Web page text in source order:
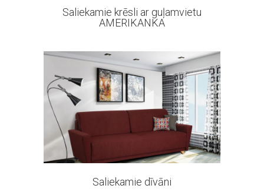
Saliekamie krēsli ar guļamvietu
AMERIKANKA
29 products
Saliekamie dīvāni